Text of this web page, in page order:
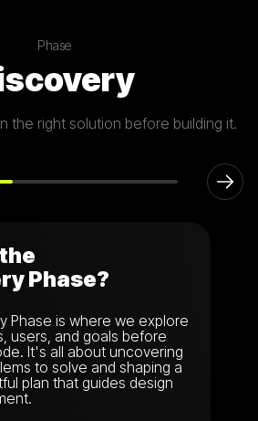
Phase
the right solution before building it.
Phase?
Phase is where we explore
users, and goals before
It's all about uncovering
to solve and shaping a
plan that guides design